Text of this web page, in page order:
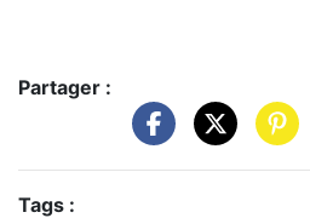
Partager :
Tags :